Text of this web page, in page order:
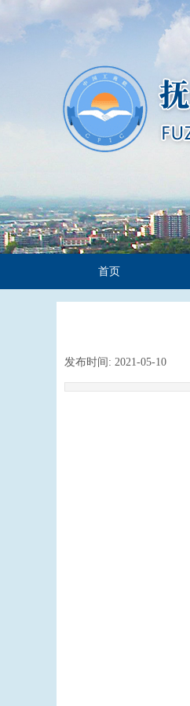
首页
发布时间: 2021-05-10